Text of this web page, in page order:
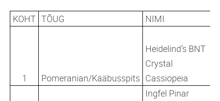
KOHT TÕUG NIMI
1 Pomeranian/Kääbusspits
Heidelind’s BNT
Crystal
Cassiopeia
Ingfel Pinar